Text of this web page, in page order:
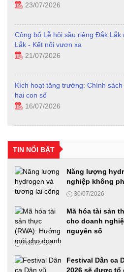
23/07/2026
Công bố Lễ hội sầu riêng Đắk
Lắk - Kết nối vươn xa
21/07/2026
Kích hoạt tăng trưởng: Chính
hai con số
16/07/2026
Nam qua các thời kỳ, thực trạng và
24/06/2026
Diễn đàn Phát triển hạ tầng năng
24/06/2026
Từ “Con đường tương lai” đến mô
đại AI
23/06/2026
TIN NỔI BẬT
Năng lượng
nghiệp không
30/07/2026
Mã hóa tài sản
cho doanh
nguyên số
26/07/2026
Festival Dân ca
2026 sẽ được